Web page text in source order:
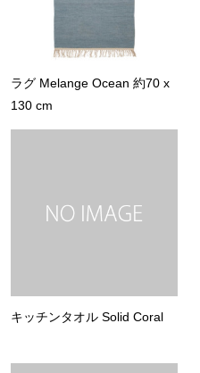
ラグ Melange Ocean 約70 x
130 cm
キッチンタオル Solid Coral